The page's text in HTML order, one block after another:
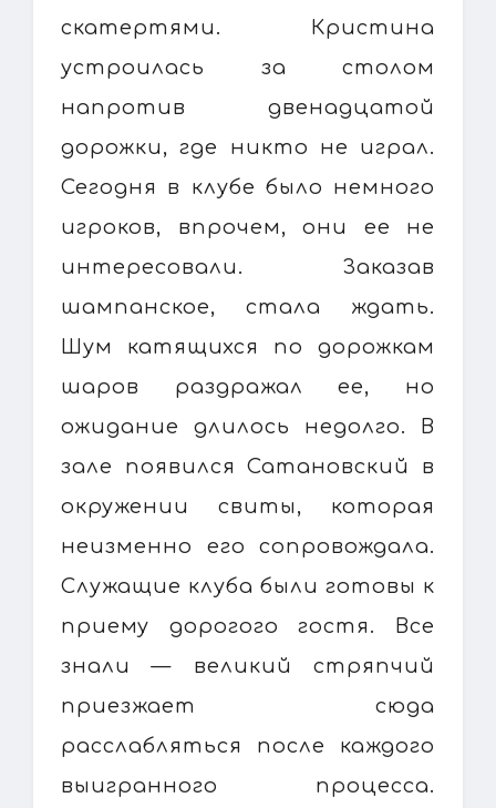
скатертями. Кристина
устроилась за столом
напротив двенадцатой
дорожки, где никто не играл.
Сегодня в клубе было немного
игроков, впрочем, они ее не
интересовали. Заказав
шампанское, стала ждать.
Шум катящихся по дорожкам
шаров раздражал ее, но
ожидание длилось недолго. В
зале появился Сатановский в
окружении свиты, которая
неизменно его сопровождала.
Служащие клуба были готовы к
приему дорогого гостя. Все
знали — великий стряпчий
приезжает сюда
расслабляться после каждого
выигранного процесса.